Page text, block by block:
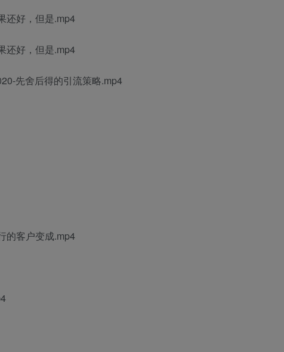
还好，但是.mp4
还好，但是.mp4
先舍后得的引流策略.mp4
的客户变成.mp4